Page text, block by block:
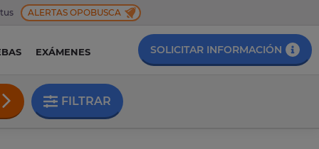
ALERTAS OPOBUSCA
EXÁMENES SOLICITAR INFORMACIÓN
FILTRAR